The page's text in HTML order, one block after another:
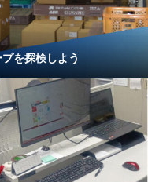
を探検しよう